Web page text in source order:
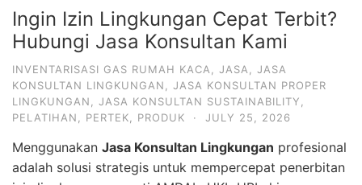
Ingin Izin Lingkungan Cepat Terbit?
Hubungi Jasa Konsultan Kami
INVENTARISASI GAS RUMAH KACA JASA
JASA
KONSULTAN LINGKUNGAN
JASA KONSULTAN PROPER
LINGKUNGAN
JASA KONSULTAN SUSTAINABILITY
PELATIHAN
PERTEK PRODUK · JULY 25, 2026
Menggunakan Jasa Konsultan Lingkungan profesional
adalah solusi strategis untuk mempercepat penerbitan